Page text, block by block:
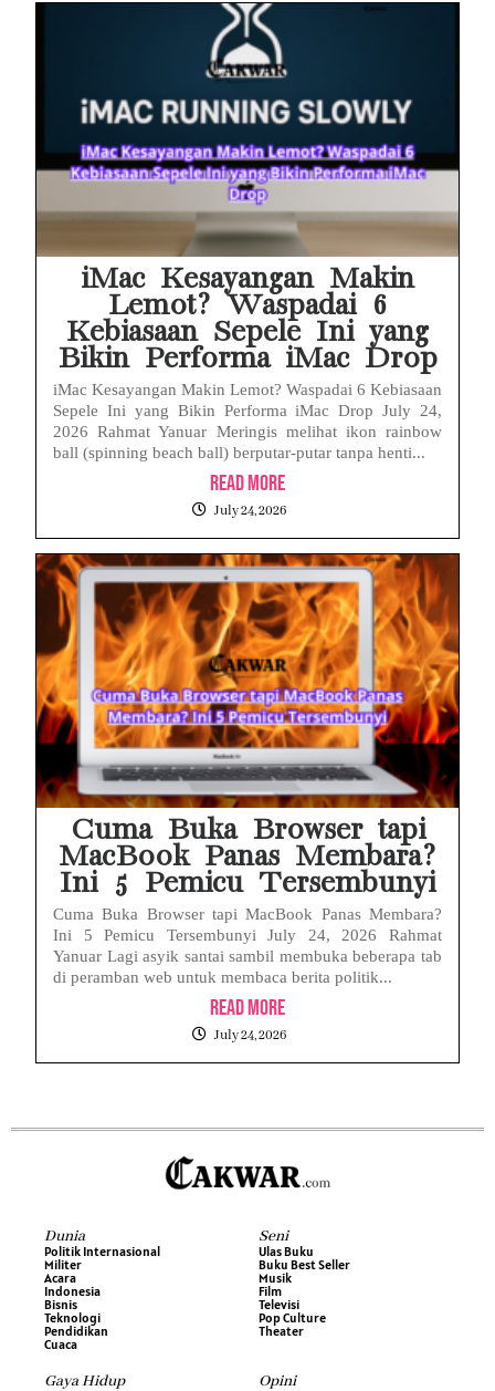
iMac Kesayangan Makin
Lemot? Waspadai 6
Kebiasaan Sepele Ini yang
Bikin Performa iMac Drop
iMac Kesayangan Makin Lemot? Waspadai 6 Kebiasaan
Sepele Ini yang Bikin Performa iMac Drop July 24,
2026 Rahmat Yanuar Meringis melihat ikon rainbow
ball (spinning beach ball) berputar-putar tanpa henti...
Read More
July 24, 2026
Cuma Buka Browser tapi
MacBook Panas Membara?
Ini 5 Pemicu Tersembunyi
Cuma Buka Browser tapi MacBook Panas Membara?
Ini 5 Pemicu Tersembunyi July 24, 2026 Rahmat
Yanuar Lagi asyik santai sambil membuka beberapa tab
di peramban web untuk membaca berita politik...
Read More
July 24, 2026
Dunia
Politik Internasional
Militer
Acara
Indonesia
Bisnis
Teknologi
Pendidikan
Cuaca
Seni
Ulas Buku
Buku Best Seller
Musik
Film
Televisi
Pop Culture
Theater
Gaya Hidup Opini